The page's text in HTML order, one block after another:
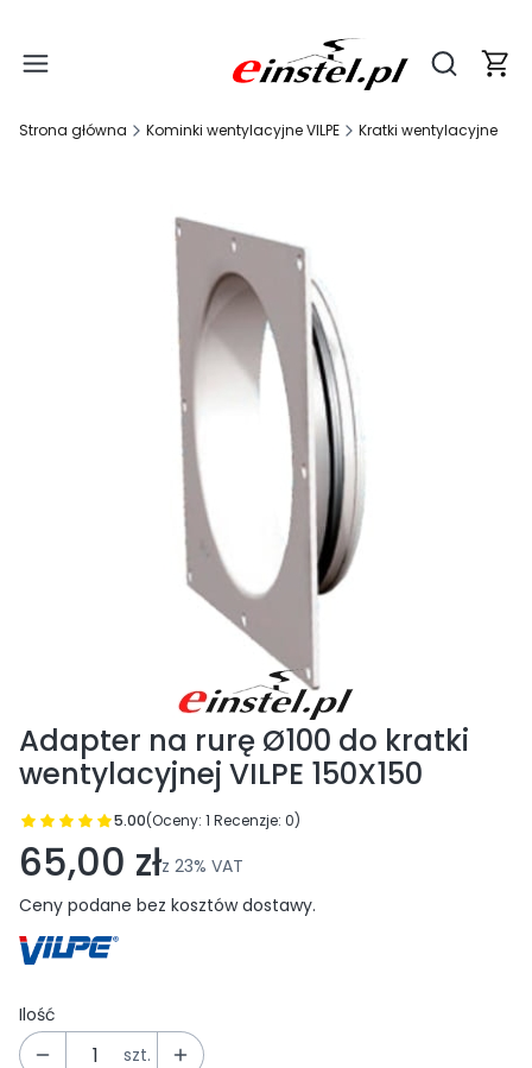
Otwórz
Strona główna Kominki wentylacyjne VILPE Kratki wentylacyjne
Adapter na rurę Ø100 do kratki
wentylacyjnej VILPE 150X150
5.00(Oceny: 1 Recenzje: 0)
Przejdź do sekcji Opinie
65,00 złz 23% VAT
Ceny podane bez kosztów dostawy.
Ilość
szt.